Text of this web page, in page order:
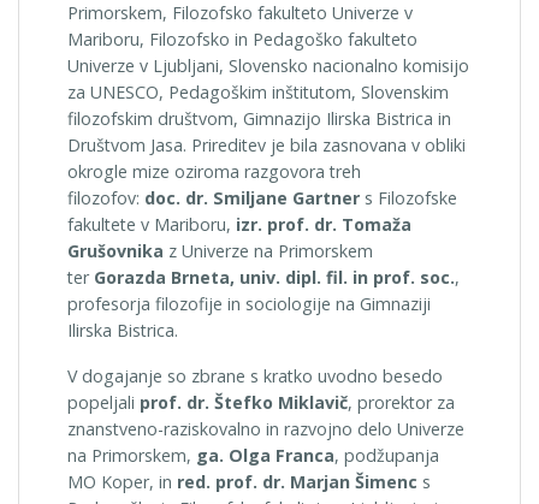
Primorskem, Filozofsko fakulteto Univerze v
Mariboru, Filozofsko in Pedagoško fakulteto
Univerze v Ljubljani, Slovensko nacionalno komisijo
za UNESCO, Pedagoškim inštitutom, Slovenskim
filozofskim društvom, Gimnazijo Ilirska Bistrica in
Društvom Jasa. Prireditev je bila zasnovana v obliki
okrogle mize oziroma razgovora treh
filozofov: doc. dr. Smiljane Gartner s Filozofske
fakultete v Mariboru, izr. prof. dr. Tomaža
Grušovnika z Univerze na Primorskem
ter Gorazda Brneta, univ. dipl. fil. in prof. soc.,
profesorja filozofije in sociologije na Gimnaziji
Ilirska Bistrica.
V dogajanje so zbrane s kratko uvodno besedo
popeljali prof. dr. Štefko Miklavič, prorektor za
znanstveno-raziskovalno in razvojno delo Univerze
na Primorskem, ga. Olga Franca, podžupanja
MO Koper, in red. prof. dr. Marjan Šimenc s